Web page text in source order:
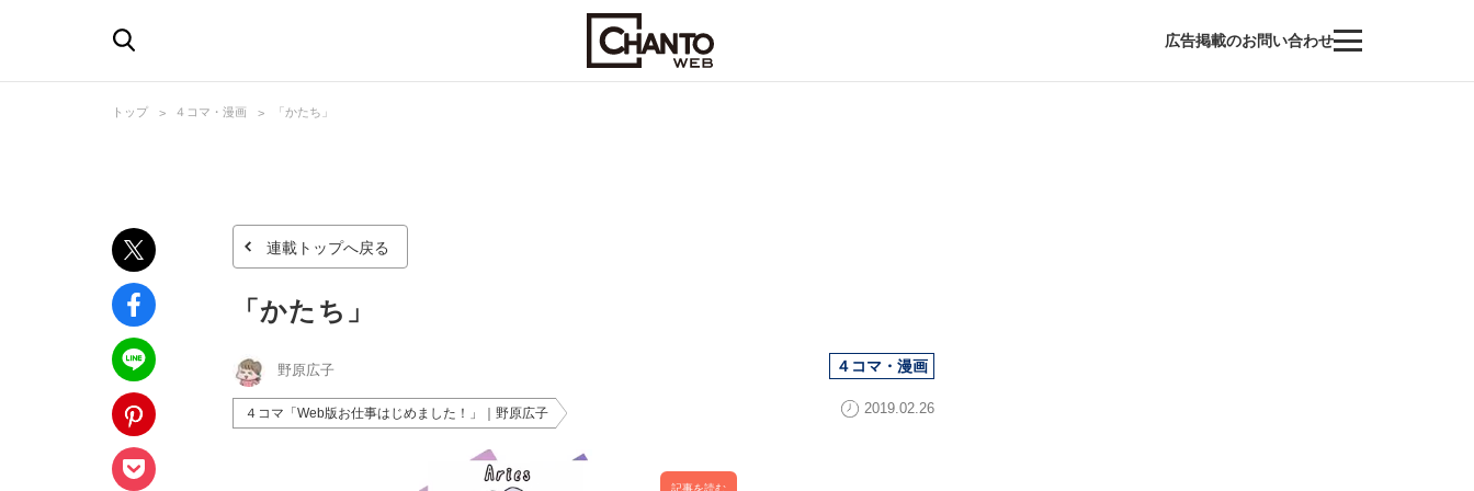
広告掲載のお問い合わせ
トップ ４コマ・漫画 「かたち」
連載トップへ戻る
「かたち」
野原広子 ４コマ・漫画
４コマ「Web版お仕事はじめました！」｜野原広子 2019.02.26
記事を読む